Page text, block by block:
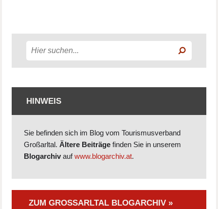
HINWEIS
Sie befinden sich im Blog vom Tourismusverband
Großarltal.Ältere Beiträge finden Sie in unserem
Blogarchiv aufwww.blogarchiv.at.
ZUM GROSSARLTAL BLOGARCHIV »